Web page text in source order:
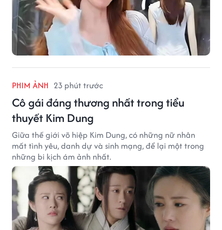
PHIM ẢNH 23 phút trước
Cô gái đáng thương nhất trong tiểu
thuyết Kim Dung
Giữa thế giới võ hiệp Kim Dung, có những nữ nhân
mất tình yêu, danh dự và sinh mạng, để lại một trong
những bi kịch ám ảnh nhất.